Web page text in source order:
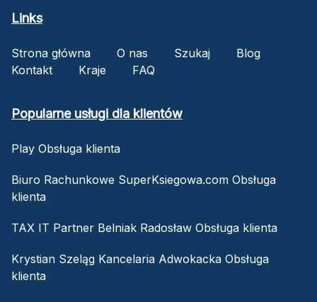
Links
Strona główna O nas Szukaj
Blog
Kontakt
Kraje FAQ
Popularne usługi dla klientów
Play Obsługa klienta
Biuro Rachunkowe SuperKsiegowa.com Obsługa
klienta
TAX IT Partner Belniak Radosław Obsługa klienta
Krystian Szeląg Kancelaria Adwokacka Obsługa
klienta